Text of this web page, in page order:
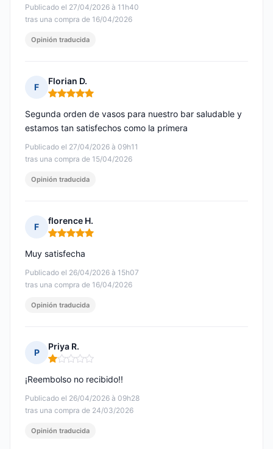
Publicado el 27/04/2026 à 11h40
tras una compra de 16/04/2026
Opinión traducida
F
Florian D.
Nota: 5 de 5
Publicado el 27/04/2026 à 09h11
tras una compra de 15/04/2026
Segunda orden de vasos para nuestro bar saludable y
estamos tan satisfechos como la primera
Opinión traducida
F
florence H.
Nota: 5 de 5
Publicado el 26/04/2026 à 15h07
tras una compra de 16/04/2026
Muy satisfecha
Opinión traducida
P
Priya R.
Nota: 1 de 5
Publicado el 26/04/2026 à 09h28
tras una compra de 24/03/2026
¡Reembolso no recibido!!
Opinión traducida